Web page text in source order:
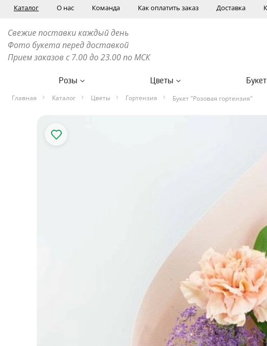
Каталог О нас Команда Как оплатить заказ Доставка
Свежие поставки каждый день
Фото букета перед доставкой
Прием заказов с 7.00 до 23.00 по МСК
Розы Цветы
Главная Каталог Цветы Гортензия Букет "Розовая гортензия"